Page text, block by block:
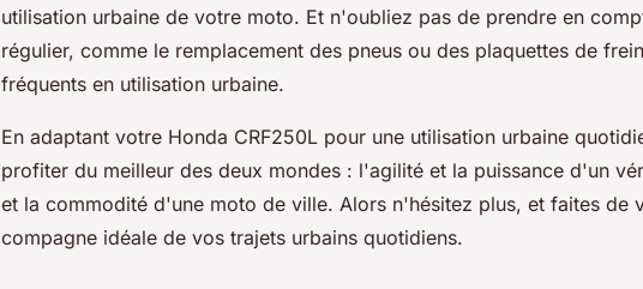
utilisation urbaine de votre moto. Et n'oubliez pas de prendre en
régulier, comme le remplacement des pneus ou des plaquettes de
fréquents en utilisation urbaine.
En adaptant votre Honda CRF250L pour une utilisation urbaine
profiter du meilleur des deux mondes : l'agilité et la puissance d'un
et la commodité d'une moto de ville. Alors n'hésitez plus, et faites de
compagne idéale de vos trajets urbains quotidiens.